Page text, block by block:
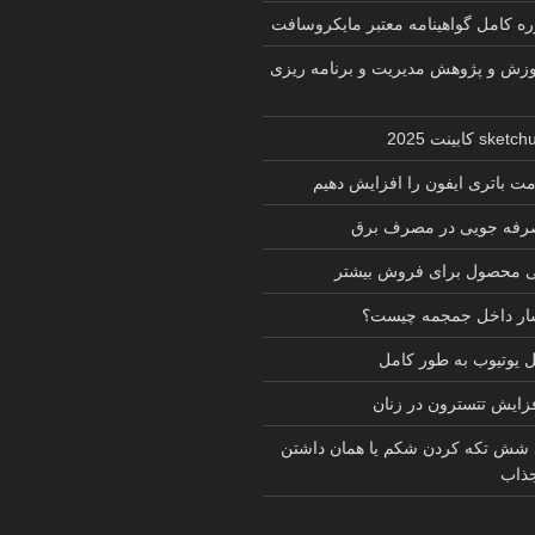
و پژوهش مدیریت و برنامه ریزی
باتری ایفون را افزایش دهیم
صرفه جویی در مصرف برق
محصول برای فروش بیشتر
داخل جمجمه چیست؟
به طور کامل
تتسترون در زنان
شش تکه کردن شکم یا همان داشتن